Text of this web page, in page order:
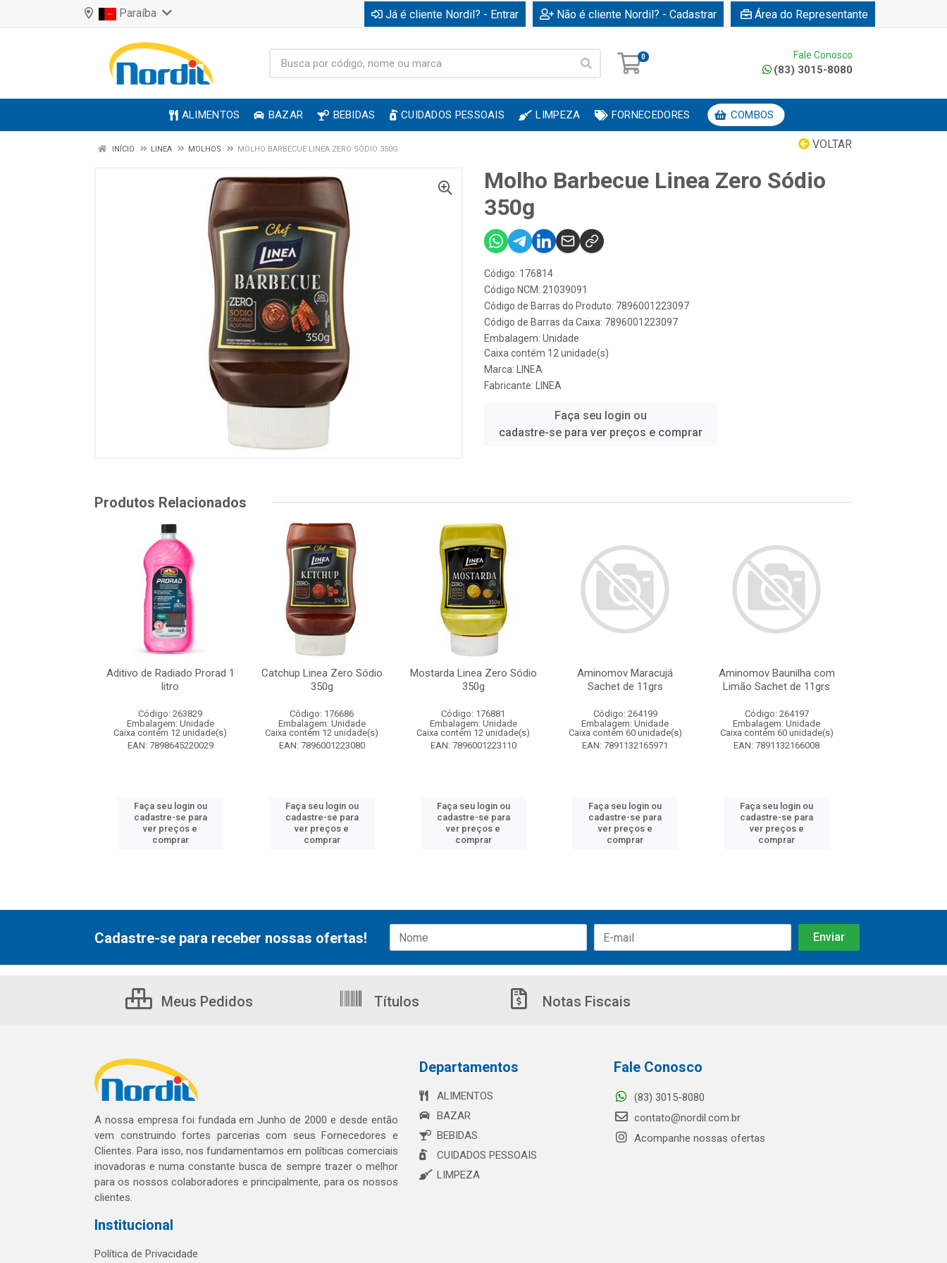
Paraíba Já é cliente Nordil? - Entrar Não é cliente Nordil? - Cadastrar Área do Representante
0 Fale Conosco
(83) 3015-8080
ALIMENTOS BAZAR BEBIDAS CUIDADOS PESSOAIS LIMPEZA FORNECEDORES COMBOS
VOLTAR
INÍCIO LINEA MOLHOS MOLHO BARBECUE LINEA ZERO SÓDIO 350G
Molho Barbecue Linea Zero Sódio
350g
Código: 176814
Código NCM: 21039091
Código de Barras do Produto: 7896001223097
Código de Barras da Caixa: 7896001223097
Embalagem: Unidade
Caixa contém 12 unidade(s)
Marca:
LINEA
Fabricante:
LINEA
Faça seu login ou
cadastre-se para ver preços e comprar
Produtos Relacionados
Aditivo de Radiado Prorad 1
litro
Código: 263829
Embalagem: Unidade
Caixa contém 12 unidade(s)
EAN: 7898645220029
Faça seu login ou
cadastre-se para
ver preços e
comprar
Catchup Linea Zero Sódio
350g
Código: 176686
Embalagem: Unidade
Caixa contém 12 unidade(s)
EAN: 7896001223080
Faça seu login ou
cadastre-se para
ver preços e
comprar
Mostarda Linea Zero Sódio
350g
Código: 176881
Embalagem: Unidade
Caixa contém 12 unidade(s)
EAN: 7896001223110
Faça seu login ou
cadastre-se para
ver preços e
comprar
Aminomov Maracujá
Sachet de 11grs
Código: 264199
Embalagem: Unidade
Caixa contém 60 unidade(s)
EAN: 7891132165971
Faça seu login ou
cadastre-se para
ver preços e
comprar
Aminomov Baunilha com
Limão Sachet de 11grs
Código: 264197
Embalagem: Unidade
Caixa contém 60 unidade(s)
EAN: 7891132166008
Faça seu login ou
cadastre-se para
ver preços e
comprar
Cadastre-se para receber nossas ofertas!
Meus Pedidos Títulos Notas Fiscais
A nossa empresa foi fundada em Junho de 2000 e desde então
vem construindo fortes parcerias com seus Fornecedores e
Clientes. Para isso, nos fundamentamos em políticas comerciais
inovadoras e numa constante busca de sempre trazer o melhor
para os nossos colaboradores e principalmente, para os nossos
clientes.
Institucional
Política de Privacidade
Departamentos
ALIMENTOS
BAZAR
BEBIDAS
CUIDADOS PESSOAIS
LIMPEZA
Fale Conosco
(83) 3015-8080
contato@nordil.com.br
Acompanhe nossas ofertas